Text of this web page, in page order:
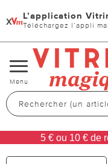
x L’application
Téléchargez l’appli
Changer
de
navigation
Menu
5 € ou 10 € de